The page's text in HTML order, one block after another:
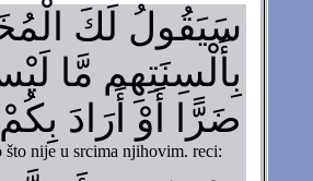
سَيَقُولُ لَكَ
بِأَلْسِنَتِهِم مَّا
ضَرًّا أَوْ أَرَادَ بِكُمْ
što nije u srcima njihovim. reci: